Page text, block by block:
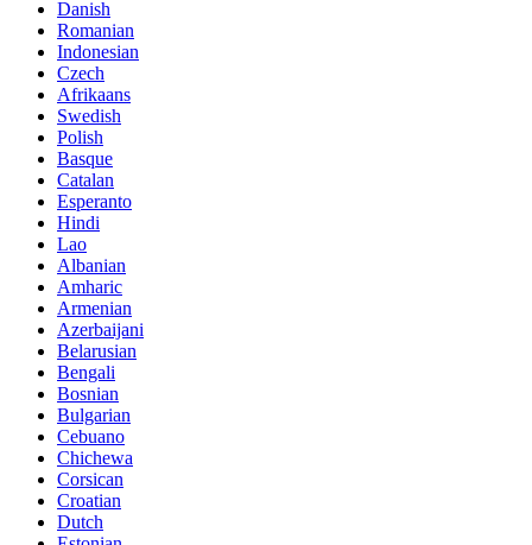
Danish
Romanian
Indonesian
Czech
Afrikaans
Swedish
Polish
Basque
Catalan
Esperanto
Hindi
Lao
Albanian
Amharic
Armenian
Azerbaijani
Belarusian
Bengali
Bosnian
Bulgarian
Cebuano
Chichewa
Corsican
Croatian
Dutch